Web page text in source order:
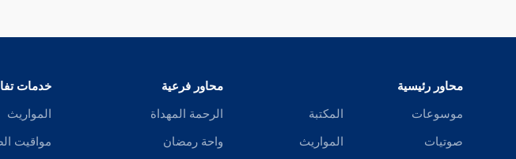
باب من اسمه إياس
باب من اسمه أحمر
باب من اسمه أسمر
محاور رئيسية
موسوعات
صوتيات
المكتبة
المواريث
محاور فرعية
الرحمة المهداة
واحة رمضان
خدمات
المواريث
مواقيت